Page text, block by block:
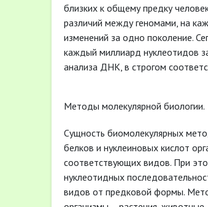
близких к общему предку
различий между геномами, на
изменений за одно поколение.
каждый миллиард нуклеотидов
анализа ДНК, в строгом
Методы молекулярной биологии.
Сущность биомолекулярных
белков и нуклеиновых кислот
соответствующих видов. При
нуклеотидных
видов от предковой формы.